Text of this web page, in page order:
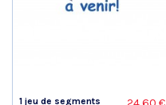
1 jeu de segments